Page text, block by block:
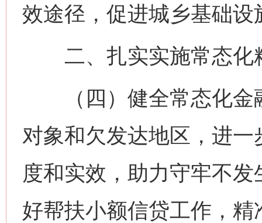
效途径，促进城乡基础
二、扎实实施常态化
（四）健全常态化金
对象和欠发达地区，进
度和实效，助力守牢不
好帮扶小额信贷工作，